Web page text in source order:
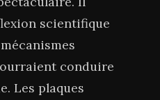
scientifique
conduire
Les plaques